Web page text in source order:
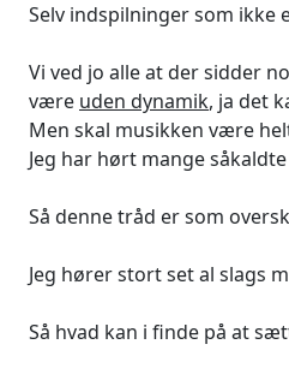
Selv indspilninger som ikke
Vi ved jo alle at der sidder
være uden dynamik, ja det
Men skal musikken være
Jeg har hørt mange
Så denne tråd er som
Jeg hører stort set al slags
Så hvad kan i finde på at